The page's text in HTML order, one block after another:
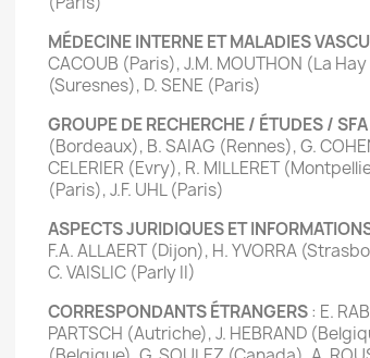
MÉDECINE INTERNE ET MALADIES
CACOUB (Paris), J.M. MOUTHON (La Hay
(Suresnes), D. SENE (Paris)
GROUPE DE RECHERCHE / ÉTUDES /
(Bordeaux), B. SAIAG (Rennes), G.
CELERIER (Evry), R. MILLERET
(Paris), J.F. UHL (Paris)
ASPECTS JURIDIQUES ET
F.A. ALLAERT (Dijon), H. YVORRA
C. VAISLIC (Parly II)
CORRESPONDANTS ÉTRANGERS: E.
PARTSCH (Autriche), J. HEBRAND